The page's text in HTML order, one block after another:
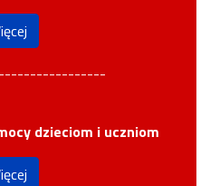
dzieciom i uczniom